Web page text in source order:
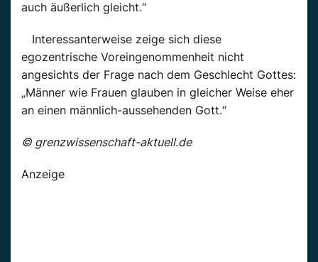
auch äußerlich gleicht.“
Interessanterweise zeige sich diese
egozentrische Voreingenommenheit nicht
angesichts der Frage nach dem Geschlecht Gottes:
„Männer wie Frauen glauben in gleicher Weise eher
an einen männlich-aussehenden Gott.“
© grenzwissenschaft-aktuell.de
Anzeige